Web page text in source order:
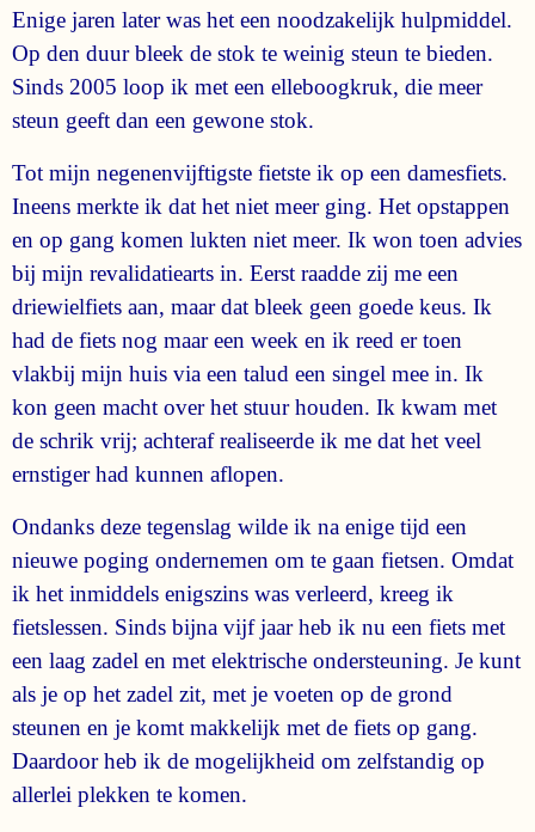
Enige jaren later was het een noodzakelijk hulpmiddel.
Op den duur bleek de stok te weinig steun te bieden.
Sinds 2005 loop ik met een elleboogkruk, die meer
steun geeft dan een gewone stok.
Tot mijn negenenvijftigste fietste ik op een damesfiets.
Ineens merkte ik dat het niet meer ging. Het opstappen
en op gang komen lukten niet meer. Ik won toen advies
bij mijn revalidatiearts in. Eerst raadde zij me een
driewielfiets aan, maar dat bleek geen goede keus. Ik
had de fiets nog maar een week en ik reed er toen
vlakbij mijn huis via een talud een singel mee in. Ik
kon geen macht over het stuur houden. Ik kwam met
de schrik vrij; achteraf realiseerde ik me dat het veel
ernstiger had kunnen aflopen.
Ondanks deze tegenslag wilde ik na enige tijd een
nieuwe poging ondernemen om te gaan fietsen. Omdat
ik het inmiddels enigszins was verleerd, kreeg ik
fietslessen. Sinds bijna vijf jaar heb ik nu een fiets met
een laag zadel en met elektrische ondersteuning. Je kunt
als je op het zadel zit, met je voeten op de grond
steunen en je komt makkelijk met de fiets op gang.
Daardoor heb ik de mogelijkheid om zelfstandig op
allerlei plekken te komen.